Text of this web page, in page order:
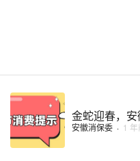
金蛇迎春，
安徽消保委 · 1 年